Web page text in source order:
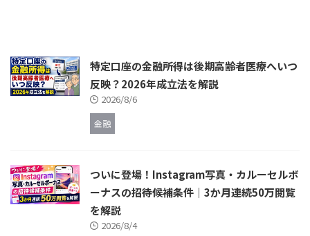
特定口座の金融所得は後期高齢者医療へいつ
反映？2026年成立法を解説
2026/8/6
金融
ついに登場！Instagram写真・カルーセルボ
ーナスの招待候補条件｜3か月連続50万閲覧
を解説
2026/8/4